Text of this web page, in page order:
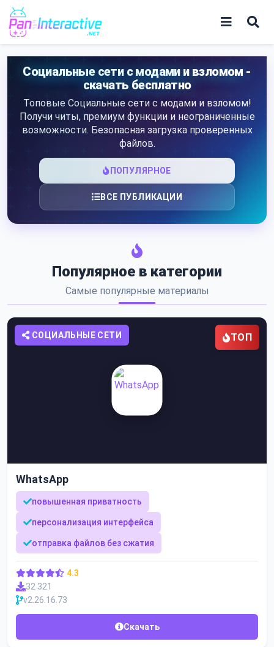
Skip
content
Игры
Социальные сети с модами и взломом -
скачать бесплатно
Топовые Социальные сети с модами и взломом!
Получи читы, премиум функции и неограниченные
возможности. Безопасная загрузка проверенных
файлов.
ПОПУЛЯРНОЕ
ВСЕ ПУБЛИКАЦИИ
Популярное в категории
Самые популярные материалы
СОЦИАЛЬНЫЕ СЕТИ ТОП
WhatsApp
повышенная приватность
персонализация интерфейса
отправка файлов без сжатия
4.3
32 321
v2.26.16.73
Скачать